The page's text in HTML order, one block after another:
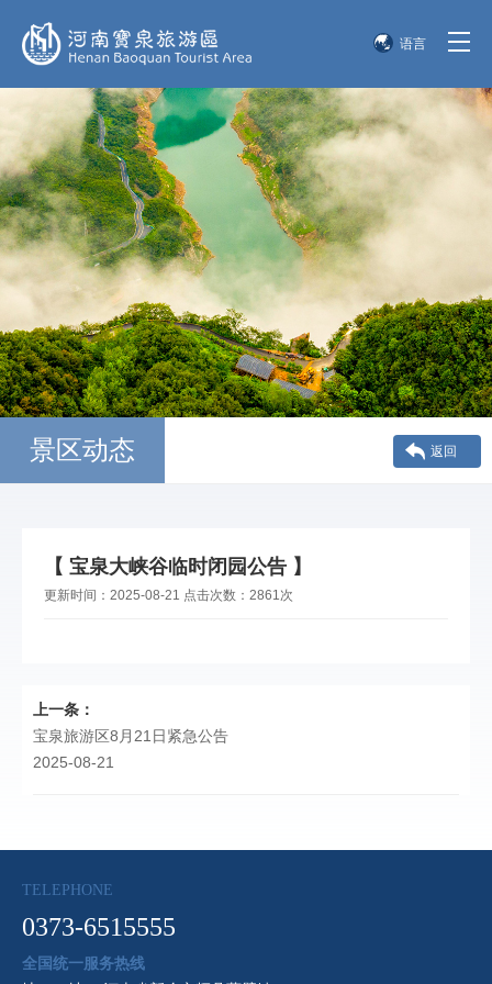
语言
English
한국어
日本語
景区动态 返回
【 宝泉大峡谷临时闭园公告 】
更新时间： 2025-08-21 点击次数： 2861次
上一条：
宝泉旅游区8月21日紧急公告
2025-08-21
TELEPHONE
0373-6515555
全国统一服务热线